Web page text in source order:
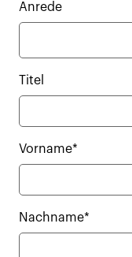
Anrede
Titel
Vorname*
Nachname*